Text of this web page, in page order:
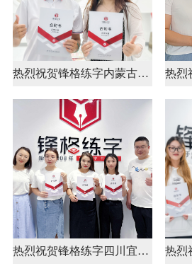
热烈祝贺锋格练字内蒙古呼伦贝尔市阿荣旗校区成立！
热烈祝贺锋格练字四川宜宾校区成立！